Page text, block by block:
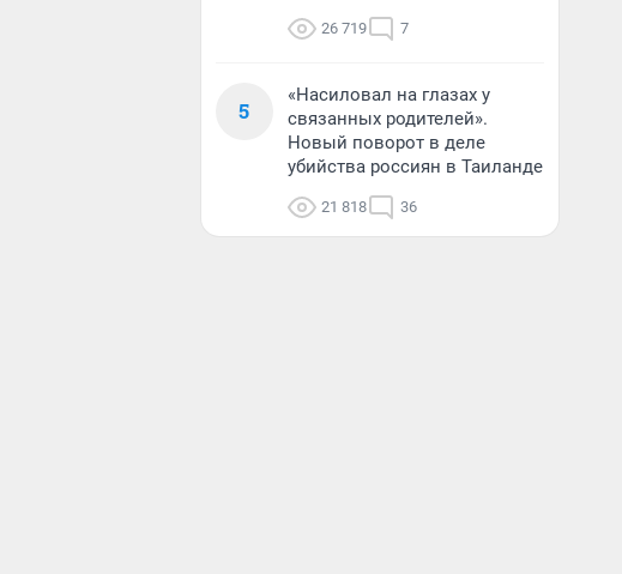
26 719 7
5
«Насиловал на глазах у
связанных родителей».
Новый поворот в деле
убийства россиян в Таиланде
21 818 36